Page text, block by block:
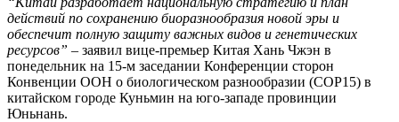
действий по сохранению биоразнообразия новой эры и
обеспечит полную защиту важных видов и генетических
ресурсов” – заявил вице-премьер Китая Хань Чжэн в
понедельник на 15-м заседании Конференции сторон
Конвенции ООН о биологическом разнообразии (COP15) в
китайском городе Куньмин на юго-западе провинции
Юньнань.